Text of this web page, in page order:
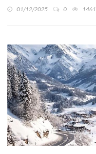
01/12/2025 0 1461